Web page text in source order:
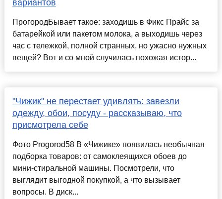
вариантов
ПрогородБывает такое: заходишь в Фикс Прайс за
батарейкой или пакетом молока, а выходишь через
час с тележкой, полной странных, но ужасно нужных
вещей? Вот и со мной случилась похожая истор...
"Чижик" не перестает удивлять: завезли
одежду, обои, посуду - рассказываю, что
присмотрела себе
Фото Progorod58 В «Чижике» появилась необычная
подборка товаров: от самоклеящихся обоев до
мини-стиральной машины. Посмотрели, что
выглядит выгодной покупкой, а что вызывает
вопросы. В диск...